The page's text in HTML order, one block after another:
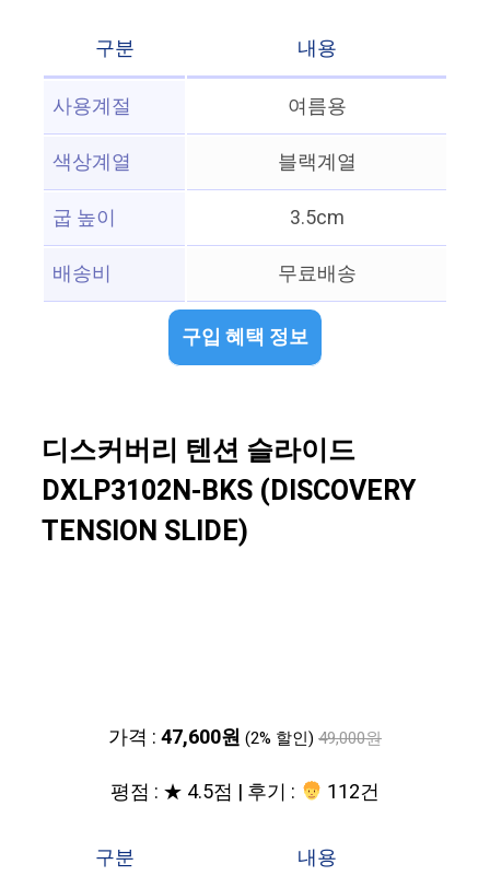
구분
내용
사용계절
여름용
색상계열
블랙계열
굽 높이
3.5cm
배송비
무료배송
구입 혜택 정보
디스커버리 텐션 슬라이드
DXLP3102N-BKS (DISCOVERY
TENSION SLIDE)
가격 :47,600원 (2% 할인) 49,000원
평점 : ★ 4.5점 | 후기 : 112건
구분
내용